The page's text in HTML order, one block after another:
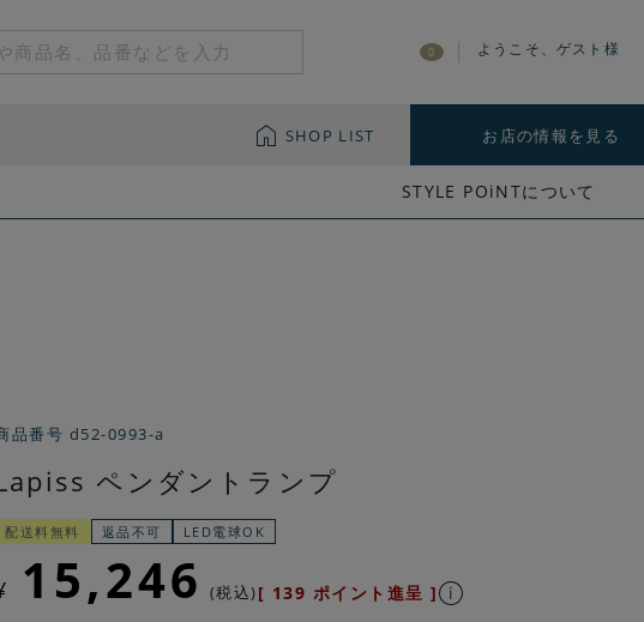
0 ようこそ、ゲスト様
SHOP LIST お店の情報を見る
STYLE POiNTについて
品番号 d52-0993-a
ペンダントランプ
配送料無料 返品不可 LED電球OK
15,246 税込 [ 139 ポイント進呈 ]